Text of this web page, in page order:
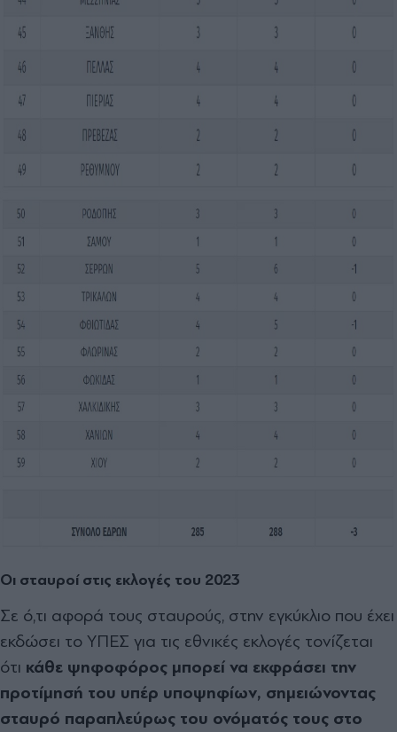
Oι σταυροί στις εκλογές του 2023
Σε ό,τι αφορά τους σταυρούς, στην εγκύκλιο που έχει
εκδώσει το ΥΠΕΣ για τις εθνικές εκλογές τονίζεται
ότι κάθε ψηφοφόρος μπορεί να εκφράσει την
προτίμησή του υπέρ υποψηφίων, σημειώνοντας
σταυρό παραπλεύρως του ονόματός τους στο